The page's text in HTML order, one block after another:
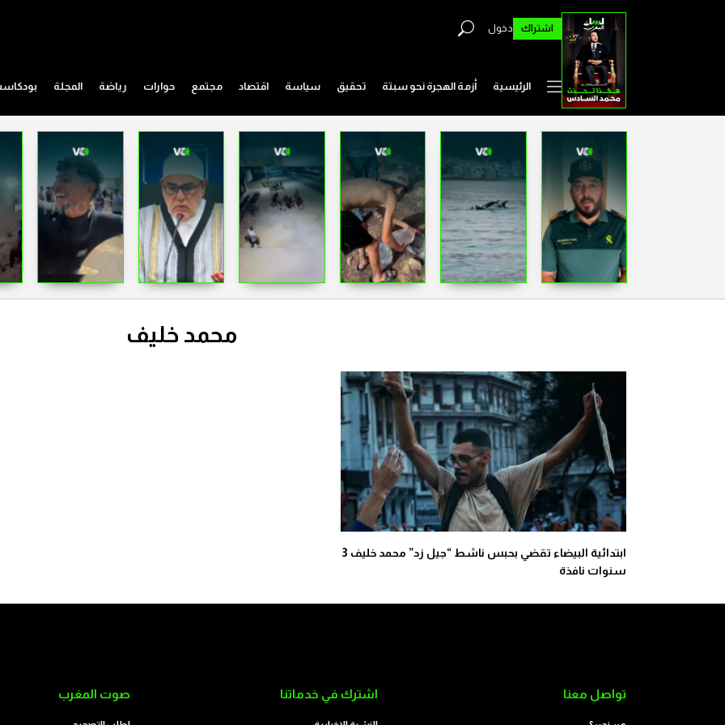
اشتراك دخول
الرئيسية أزمة الهجرة نحو سبتة تحقيق سياسة اقتصاد مجتمع حوارات رياضة المجلة
محمد خليف
ابتدائية البيضاء تقضي بحبس ناشط “جيل زد” محمد خليف 3
سنوات نافذة
تواصل معنا اشترك في خدماتنا صوت المغرب